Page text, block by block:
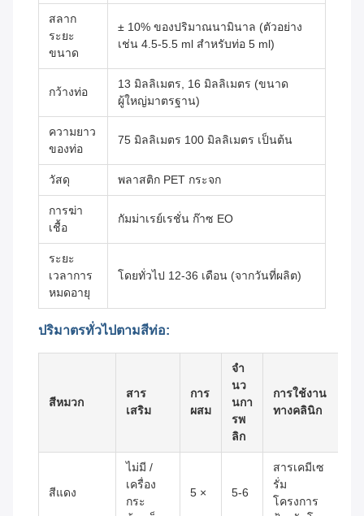
สลาก
ระยะ
ขนาด
± 10% ของปริมาณนามินาล (ตัวอย่าง
เช่น 4.5-5.5 ml สําหรับท่อ 5 ml)
กว้างท่อ
13 มิลลิเมตร, 16 มิลลิเมตร (ขนาด
ผู้ใหญ่มาตรฐาน)
ความยาว
ของท่อ
75 มิลลิเมตร 100 มิลลิเมตร เป็นต้น
วัสดุ พลาสติก PET กระจก
การฆ่า
เชื้อ
กัมม่าเรย์เรชั่น ก๊าซ EO
ระยะ
เวลาการ
หมดอายุ
โดยทั่วไป 12-36 เดือน (จากวันที่ผลิต)
ปริมาตรทั่วไปตามสีท่อ:
สีหมวก
สาร
เสริม
การ
ผสม
จํา
นว
นกา
รพ
ลิก
การใช้งาน
ทางคลินิก
สีแดง
ไม่มี /
เครื่อง
กระ
5 × 5-6
สารเคมีเซ
รั่ม
โครงการ